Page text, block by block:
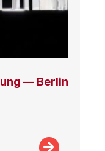
— Berlin